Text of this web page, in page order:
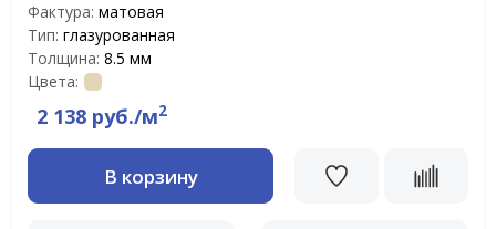
Фактура: матовая
Тип: глазурованная
Толщина: 8.5 мм
Цвета:
2 138 руб./м2
В корзину